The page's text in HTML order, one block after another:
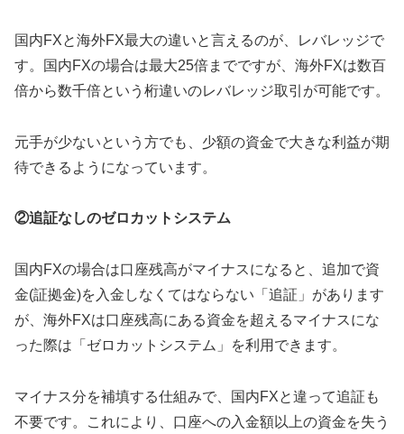
国内FXと海外FX最大の違いと言えるのが、レバレッジで
す。国内FXの場合は最大25倍までですが、海外FXは数百
倍から数千倍という桁違いのレバレッジ取引が可能です。
元手が少ないという方でも、少額の資金で大きな利益が期
待できるようになっています。
②追証なしのゼロカットシステム
国内FXの場合は口座残高がマイナスになると、追加で資
金(証拠金)を入金しなくてはならない「追証」があります
が、海外FXは口座残高にある資金を超えるマイナスにな
った際は「ゼロカットシステム」を利用できます。
マイナス分を補填する仕組みで、国内FXと違って追証も
不要です。これにより、口座への入金額以上の資金を失う